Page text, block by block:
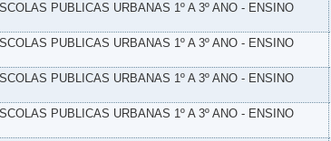
PUBLICAS URBANAS 1º A 3º ANO - ENSINO
PUBLICAS URBANAS 1º A 3º ANO - ENSINO
PUBLICAS URBANAS 1º A 3º ANO - ENSINO
PUBLICAS URBANAS 1º A 3º ANO - ENSINO